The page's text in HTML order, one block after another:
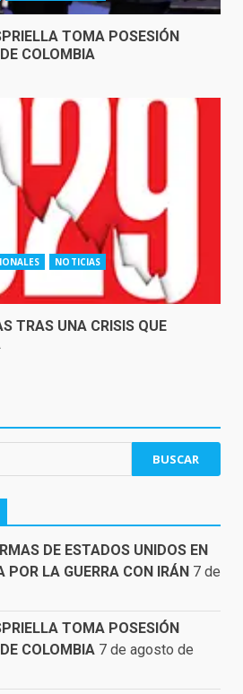
TOMA POSESIÓN
COLOMBIA
NOTICIAS
TRAS UNA CRISIS QUE
DE ESTADOS UNIDOS EN
POR LA GUERRA CON IRÁN 7 de
TOMA POSESIÓN
COLOMBIA 7 de agosto de